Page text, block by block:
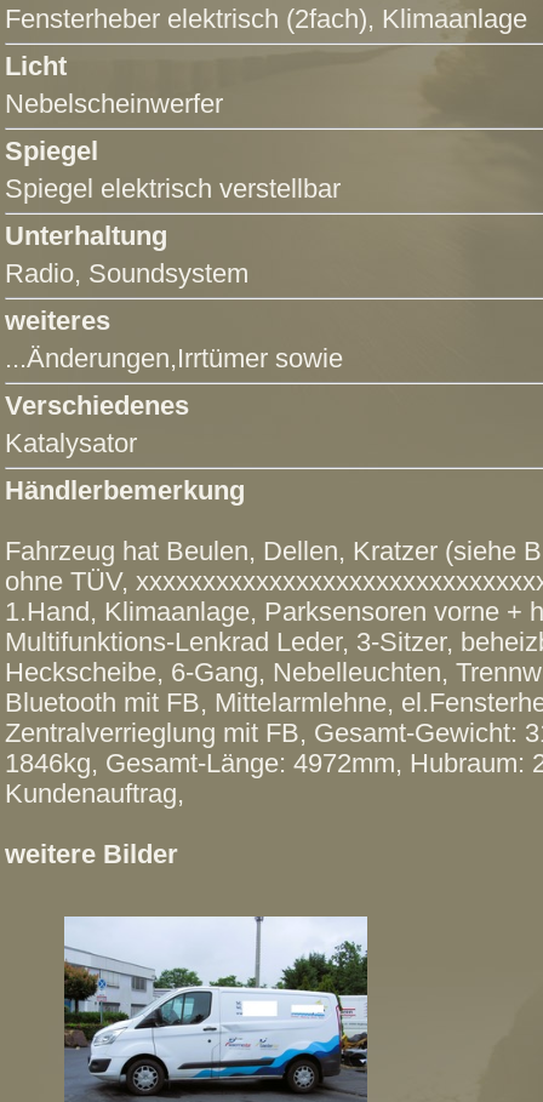
Fensterheber elektrisch (2fach), Klimaanlage
Licht
Nebelscheinwerfer
Spiegel
Spiegel elektrisch verstellbar
Unterhaltung
Radio, Soundsystem
weiteres
...Änderungen,Irrtümer sowie
Verschiedenes
Katalysator
Händlerbemerkung
Fahrzeug hat Beulen, Dellen, Kratzer (siehe
ohne TÜV,
1.Hand, Klimaanlage, Parksensoren vorne +
Multifunktions-Lenkrad Leder, 3-Sitzer,
Heckscheibe, 6-Gang, Nebelleuchten,
Bluetooth mit FB, Mittelarmlehne,
Zentralverrieglung mit FB, Gesamt-Gewicht:
1846kg, Gesamt-Länge: 4972mm, Hubraum:
Kundenauftrag,
weitere Bilder